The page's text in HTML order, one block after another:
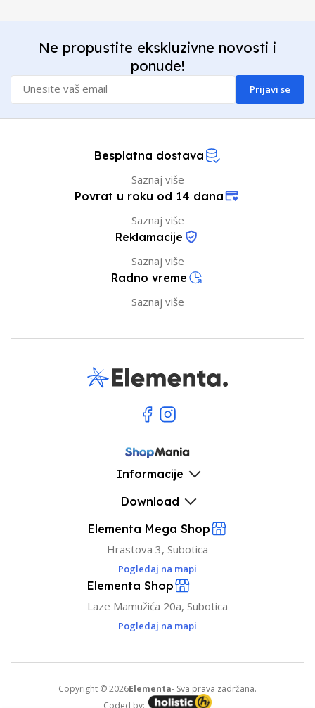
Ne propustite ekskluzivne novosti i
ponude!
Prijavi se
Besplatna dostava
Saznaj više
Povrat u roku od 14 dana
Saznaj više
Reklamacije
Saznaj više
Radno vreme
Saznaj više
Informacije
Download
Elementa Mega Shop
Hrastova 3, Subotica
Pogledaj na mapi
Elementa Shop
Laze Mamužića 20a, Subotica
Pogledaj na mapi
Copyright © 2026Elementa- Sva prava zadržana.
Coded by: